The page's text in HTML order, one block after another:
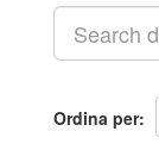
Ordina per